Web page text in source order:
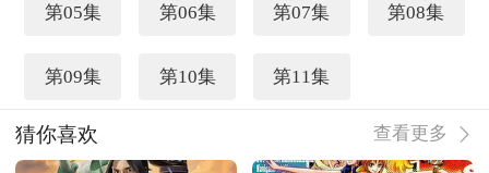
第05集 第06集 第07集 第08集
第09集 第10集 第11集
猜你喜欢 查看更多